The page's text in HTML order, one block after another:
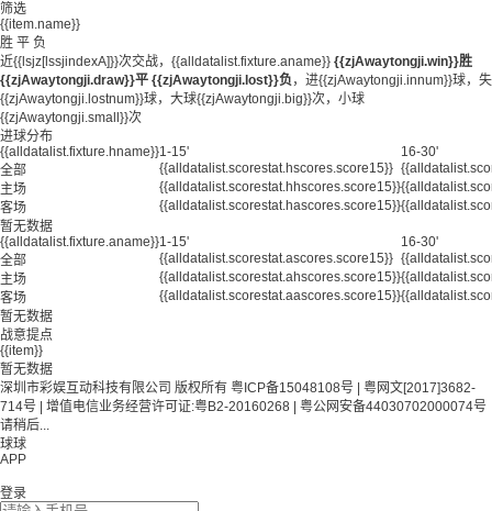
筛选
{{item.name}}
胜 平 负
近{{lsjz[lssjindexA]}}次交战，{{alldatalist.fixture.aname}} {{zjAwaytongji.win}}胜
{{zjAwaytongji.draw}}平 {{zjAwaytongji.lost}}负 ，进{{zjAwaytongji.innum}}球，失
{{zjAwaytongji.lostnum}}球，大球{{zjAwaytongji.big}}次，小球
{{zjAwaytongji.small}}次
进球分布
{{alldatalist.fixture.hname}}1-15'
16-30'
全部
{{alldatalist.scorestat.hscores.score15}}
主场
{{alldatalist.scorestat.hhscores.score15}}
客场
{{alldatalist.scorestat.hascores.score15}}
暂无数据
{{alldatalist.fixture.aname}}1-15'
16-30'
全部
{{alldatalist.scorestat.ascores.score15}}
主场
{{alldatalist.scorestat.ahscores.score15}}
客场
{{alldatalist.scorestat.aascores.score15}}
暂无数据
战意提点
{{item}}
暂无数据
深圳市彩娱互动科技有限公司 版权所有 粤ICP备15048108号 | 粤网文[2017]3682-
714号 | 增值电信业务经营许可证:粤B2-20160268 | 粤公网安备44030702000074号
请稍后...
球球
APP
登录